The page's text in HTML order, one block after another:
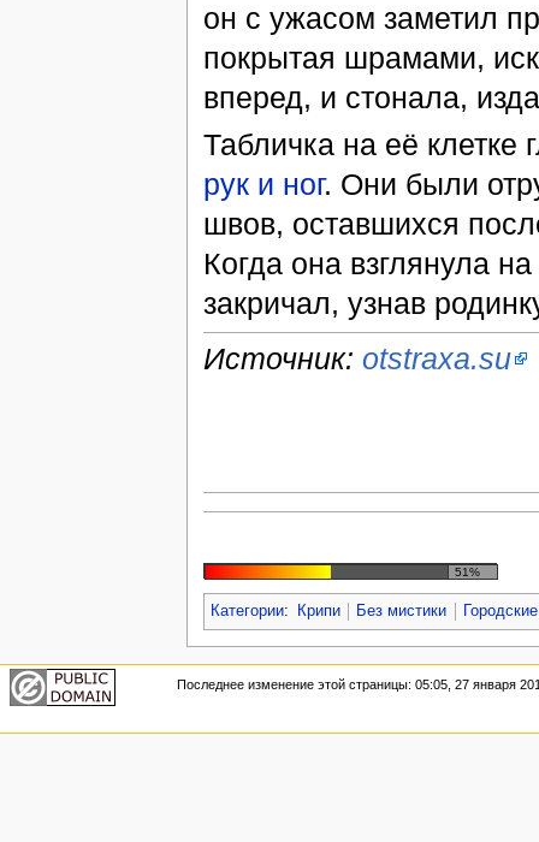
он с ужасом заметил
покрытая шрамами,
вперед, и стонала,
Табличка на её
рук и ног. Они были
швов, оставшихся
Когда она взглянула
закричал, узнав
Источник: otstraxa.su
51%
Категории: Крипи Без мистики
Последнее изменение этой страницы: 05:05, 27 января